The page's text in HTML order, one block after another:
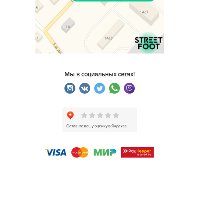
Мы в социальных сетях!